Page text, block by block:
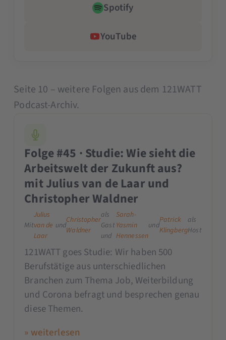
Spotify
YouTube
Seite 10 – weitere Folgen aus dem 121WATT
Podcast-Archiv.
Folge #45 · Studie: Wie sieht die
Arbeitswelt der Zukunft aus?
mit Julius van de Laar und
Christopher Waldner
Mit
Julius
van de
Laar
und
Christopher
Waldner
als
Gast
und
Sarah-
Yasmin
Hennessen
und
Patrick
Klingberg
als
Host
121WATT goes Studie: Wir haben 500
Berufstätige aus unterschiedlichen
Branchen zum Thema Job, Weiterbildung
und Corona befragt und besprechen genau
diese Themen.
» weiterlesen